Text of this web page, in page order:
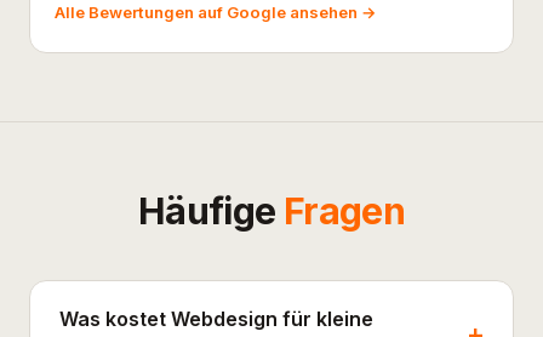
Alle Bewertungen auf Google ansehen →
Häufige Fragen
Was kostet Webdesign für kleine